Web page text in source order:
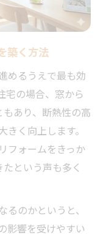
イントと注意
い使い分け方
失敗しない手
ム事例
実現した実例
変化とその効
約成功ストー
築く方法
めるうえで最も効
宅の場合、窓から
あり、断熱性の高
く向上します。
フォームをきっか
という声も多く
のかというと、
影響を受けやすい